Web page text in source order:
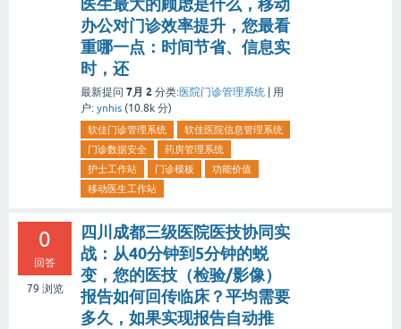
医生最大的顾虑是什么，移动
办公对门诊效率提升，您最看
重哪一点：时间节省、信息实
时，还
最新提问 7月 2 分类:医院门诊管理系统
用
户: ynhis (10.8k 分)
软佳门诊管理系统
软佳医院信息管理系统
门诊数据安全
药房管理系统
护士工作站
门诊模板
功能价值
移动医生工作站
0
回答
79 浏览
四川成都三级医院医技协同实
战：从40分钟到5分钟的蜕
变，您的医技（检验/影像）
报告如何回传临床？平均需要
多久，如果实现报告自动推